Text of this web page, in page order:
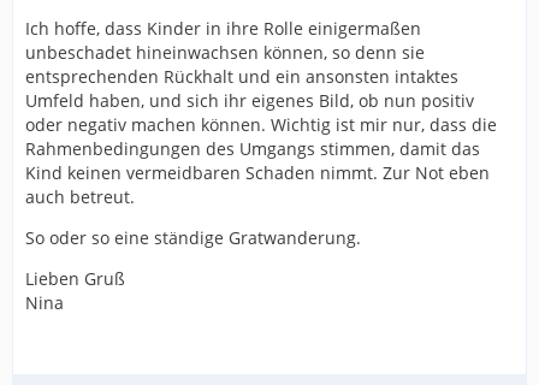
Ich hoffe, dass Kinder in ihre Rolle einigermaßen
unbeschadet hineinwachsen können, so denn sie
entsprechenden Rückhalt und ein ansonsten intaktes
Umfeld haben, und sich ihr eigenes Bild, ob nun positiv
oder negativ machen können. Wichtig ist mir nur, dass die
Rahmenbedingungen des Umgangs stimmen, damit das
Kind keinen vermeidbaren Schaden nimmt. Zur Not eben
auch betreut.
So oder so eine ständige Gratwanderung.
Lieben Gruß
Nina